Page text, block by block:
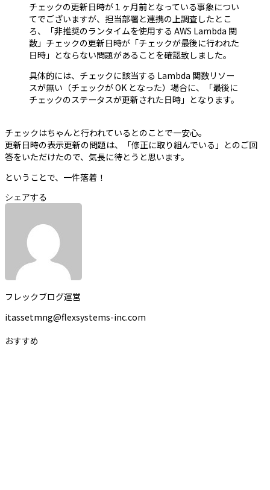
チェックの更新日時が１ヶ月前となっている事象につい
てでございますが、担当部署と連携の上調査したとこ
ろ、「非推奨のランタイムを使用する AWS Lambda 関
数」チェックの更新日時が「チェックが最後に行われた
日時」とならない問題があることを確認致しました。
具体的には、チェックに該当する Lambda 関数リソー
スが無い（チェックが OK となった）場合に、「最後に
チェックのステータスが更新された日時」となります。
チェックはちゃんと行われているとのことで一安心。
更新日時の表示更新の問題は、「修正に取り組んでいる」とのご回
答をいただけたので、気長に待とうと思います。
ということで、一件落着！
シェアする
フレックブログ運営
itassetmng@flexsystems-inc.com
おすすめ